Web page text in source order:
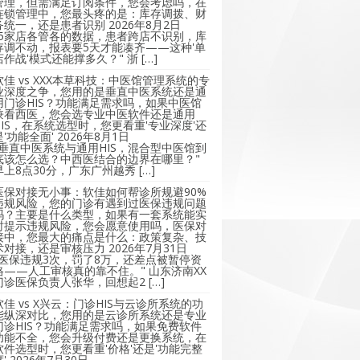
锁管理中，您最头疼的是：库存调拨、财
统一，还是患者识别 2026年8月2日
家店各管各的数据，患者跨店不识别，库
调不动，报表要5天才能凑齐——这种'单
作战'模式还能撑多久？" 浙 […]
佳 vs XXX本草科技：中医馆管理系统的专
深度之争，您用的是垂直中医系统还是通
门诊HIS？功能满足需求吗，如果中医馆
看西医，您会选专业中医软件还是通用
，在系统选型时，您更看重'专业深度'还
'功能全面' 2026年8月1日
直中医系统与通用HIS，混合型中医馆到
该怎么选？中西医结合的边界在哪里？"
上8点30分，广东广州越秀 […]
保对接无小事：软佳如何帮诊所规避90%
规风险，您的门诊有遇到过医保违规问题
？主要是什么类型，如果有一套系统能实
提示违规风险，您会愿意使用吗，医保对
中，您最大的痛点是什么：政策复杂、技
对接，还是审核压力 2026年7月31日
保违规3次，罚了8万，还差点被暂停资
——人工审核真的靠不住。" 山东济南XX
诊医保负责人张华，回想起2 […]
佳 vs X兴云：门诊HIS与云诊所系统的功
纵深对比，您用的是云诊所系统还是专业
诊HIS？功能满足需求吗，如果免费软件
能不全，您会升级付费还是更换系统，在
件选型时，您更看重'价格'还是'功能完整